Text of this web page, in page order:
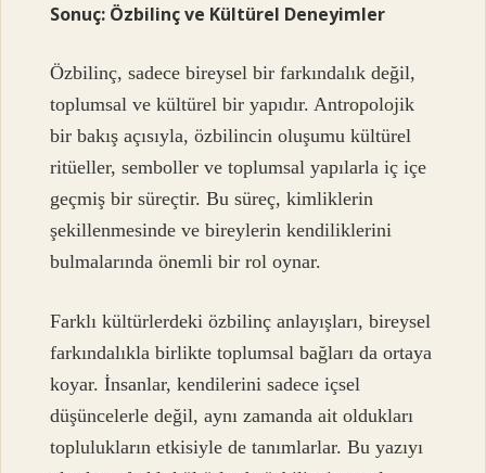
Sonuç: Özbilinç ve Kültürel Deneyimler
Özbilinç, sadece bireysel bir farkındalık değil,
toplumsal ve kültürel bir yapıdır. Antropolojik
bir bakış açısıyla, özbilincin oluşumu kültürel
ritüeller, semboller ve toplumsal yapılarla iç içe
geçmiş bir süreçtir. Bu süreç, kimliklerin
şekillenmesinde ve bireylerin kendiliklerini
bulmalarında önemli bir rol oynar.
Farklı kültürlerdeki özbilinç anlayışları, bireysel
farkındalıkla birlikte toplumsal bağları da ortaya
koyar. İnsanlar, kendilerini sadece içsel
düşüncelerle değil, aynı zamanda ait oldukları
toplulukların etkisiyle de tanımlarlar. Bu yazıyı